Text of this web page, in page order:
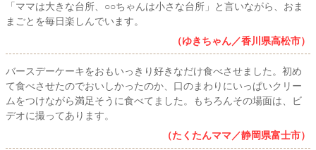
「ママは大きな台所、○○ちゃんは小さな台所」と言いながら、おま
まごとを毎日楽しんでいます。
（ゆきちゃん／香川県高松市）
バースデーケーキをおもいっきり好きなだけ食べさせました。初め
て食べさせたのでおいしかったのか、口のまわりにいっぱいクリー
ムをつけながら満足そうに食べてました。もちろんその場面は、ビ
デオに撮ってあります。
（たくたんママ／静岡県富士市）